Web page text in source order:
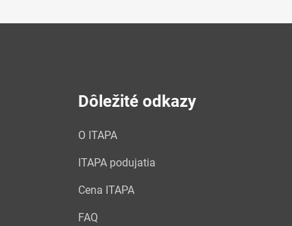
Dôležité odkazy
O ITAPA
ITAPA podujatia
Cena ITAPA
FAQ